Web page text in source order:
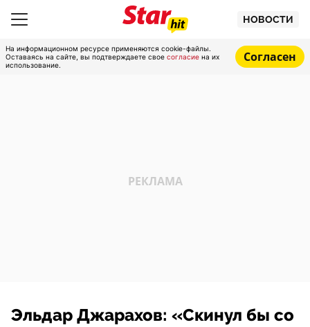
НОВОСТИ
На информационном ресурсе применяются cookie-файлы.
Оставаясь на сайте, вы подтверждаете свое согласие на их
использование.
Согласен
Эльдар Джарахов: «Скинул бы со